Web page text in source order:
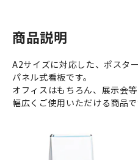
商品説明
A2サイズに対応した、ポスタ
パネル式看板です。
オフィスはもちろん、展示会
幅広くご使用いただける商品で